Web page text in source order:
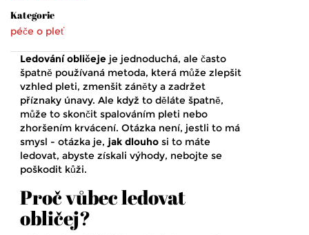
Kategorie
péče o pleť
Ledování obličeje je jednoduchá, ale často
špatně používaná metoda, která může zlepšit
vzhled pleti, zmenšit záněty a zadržet
příznaky únavy. Ale když to děláte špatně,
může to skončit spalováním pleti nebo
zhoršením krvácení. Otázka není, jestli to má
smysl - otázka je, jak dlouho si to máte
ledovat, abyste získali výhody, nebojte se
poškodit kůži.
Proč vůbec ledovat
obličej?